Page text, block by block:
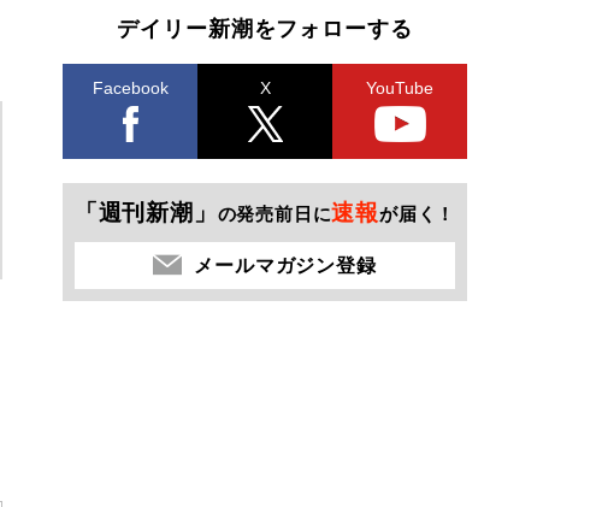
デイリー新潮をフォローする
Facebook X YouTube
「週刊新潮」 の発売前日に速報が届く！
メールマガジン登録